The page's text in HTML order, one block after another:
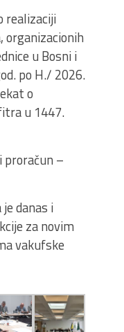
realizaciji
u Bosni i
po H./ 2026.
o
u 1447.
proračun –
danas i
za novim
vakufske